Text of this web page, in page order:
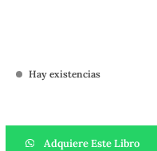
Hay existencias
Adquiere Este Libro